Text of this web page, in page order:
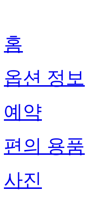
홈
옵션 정보
예약
편의 용품
사진